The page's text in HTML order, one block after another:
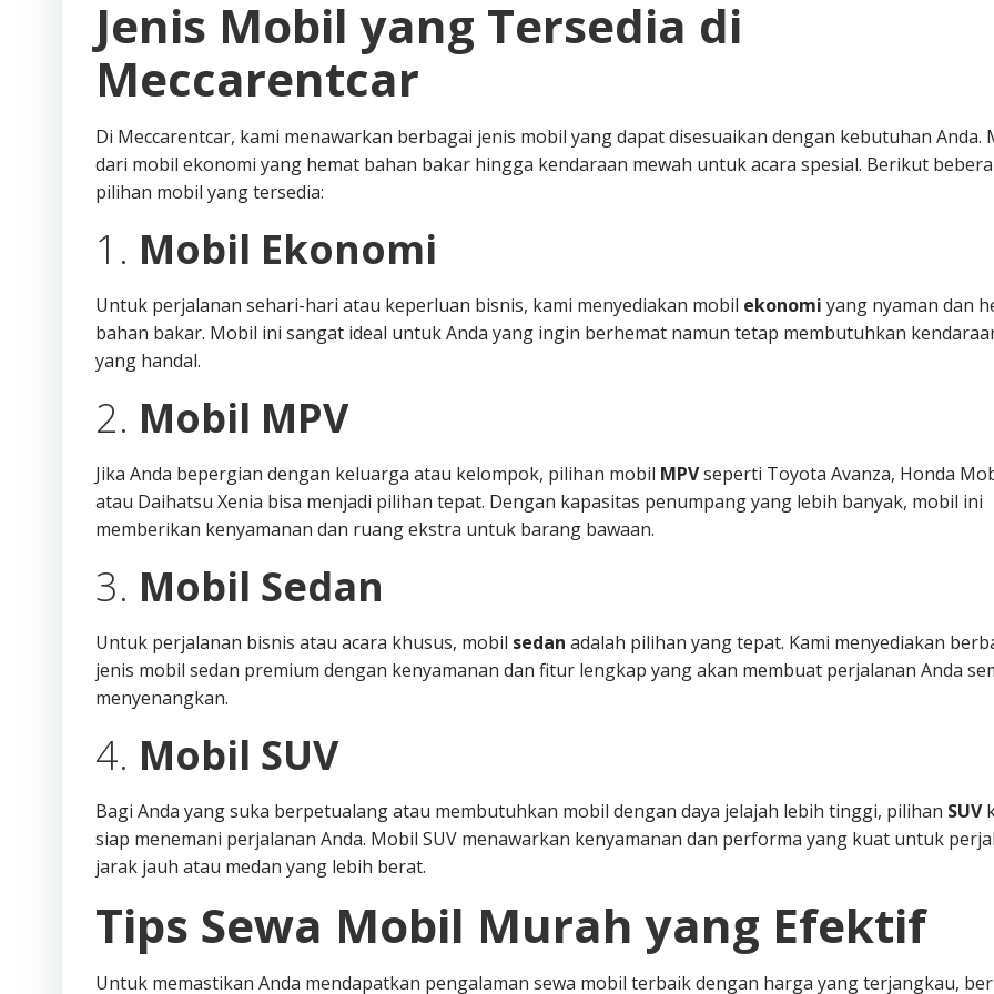
Jenis Mobil yang Tersedia di
Meccarentcar
Di Meccarentcar, kami menawarkan berbagai jenis mobil yang dapat disesuaikan dengan kebutuhan Anda.
dari mobil ekonomi yang hemat bahan bakar hingga kendaraan mewah untuk acara spesial. Berikut
pilihan mobil yang tersedia:
1. Mobil Ekonomi
Untuk perjalanan sehari-hari atau keperluan bisnis, kami menyediakan mobil ekonomi yang nyaman dan
bahan bakar. Mobil ini sangat ideal untuk Anda yang ingin berhemat namun tetap membutuhkan
yang handal.
2. Mobil MPV
Jika Anda bepergian dengan keluarga atau kelompok, pilihan mobil MPVseperti Toyota Avanza, Honda
atau Daihatsu Xenia bisa menjadi pilihan tepat. Dengan kapasitas penumpang yang lebih banyak, mobil ini
memberikan kenyamanan dan ruang ekstra untuk barang bawaan.
3. Mobil Sedan
Untuk perjalanan bisnis atau acara khusus, mobil sedan adalah pilihan yang tepat. Kami menyediakan
jenis mobil sedan premium dengan kenyamanan dan fitur lengkap yang akan membuat perjalanan Anda
menyenangkan.
4. Mobil SUV
Bagi Anda yang suka berpetualang atau membutuhkan mobil dengan daya jelajah lebih tinggi, pilihan SUV
siap menemani perjalanan Anda. Mobil SUV menawarkan kenyamanan dan performa yang kuat untuk
jarak jauh atau medan yang lebih berat.
Tips Sewa Mobil Murah yang Efektif
Untuk memastikan Anda mendapatkan pengalaman sewa mobil terbaik dengan harga yang terjangkau,